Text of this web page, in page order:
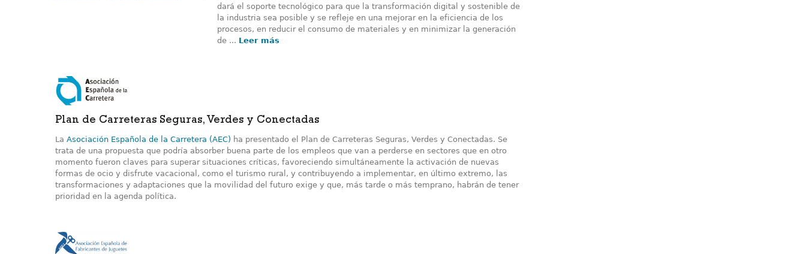
dará el soporte tecnológico para que la transformación digital y sostenible de
la industria sea posible y se refleje en una mejorar en la eficiencia de los
procesos, en reducir el consumo de materiales y en minimizar la generación
de ... Leer más
Plan de Carreteras Seguras, Verdes y Conectadas
La Asociación Española de la Carretera (AEC) ha presentado el Plan de Carreteras Seguras, Verdes y Conectadas. Se
trata de una propuesta que podría absorber buena parte de los empleos que van a perderse en sectores que en otro
momento fueron claves para superar situaciones críticas, favoreciendo simultáneamente la activación de nuevas
formas de ocio y disfrute vacacional, como el turismo rural, y contribuyendo a implementar, en último extremo, las
transformaciones y adaptaciones que la movilidad del futuro exige y que, más tarde o más temprano, habrán de tener
prioridad en la agenda política.